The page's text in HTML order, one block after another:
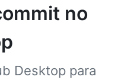
no
Desktop para